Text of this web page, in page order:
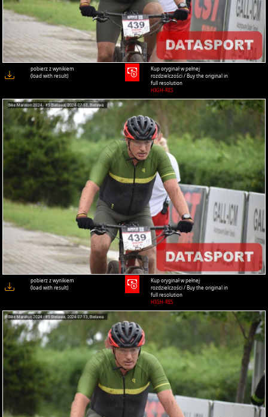
pobierz z wynikiem
(load with result)
Kup oryginał w pełnej
rozdzielczości / Buy the original in
full resolution
HIGH-RES
pobierz z wynikiem
(load with result)
Kup oryginał w pełnej
rozdzielczości / Buy the original in
full resolution
HIGH-RES